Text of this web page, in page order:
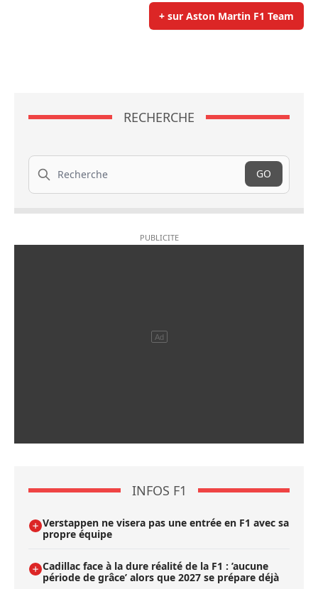
+ sur Aston Martin F1 Team
RECHERCHE
Recherche
GO
INFOS F1
Verstappen ne visera pas une entrée en F1 avec sa
propre équipe
Cadillac face à la dure réalité de la F1 : ’aucune
période de grâce’ alors que 2027 se prépare déjà